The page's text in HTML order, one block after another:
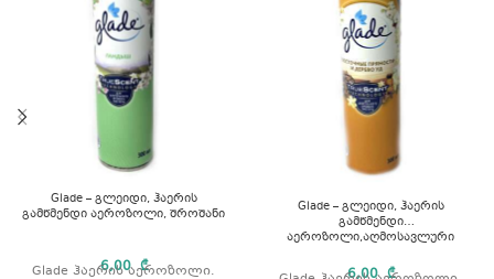
Glade – გლეიდი, ჰაერის
გამწმენდი აეროზოლი, შროშანი
6,00₾
Glade ჰაერის აეროზოლი.
Glade – გლეიდი, ჰაერის
გამწმენდი
აეროზოლი,აღმოსავლური
6,00₾